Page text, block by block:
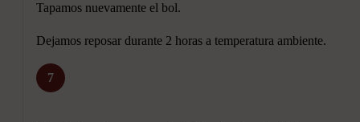
Tapamos nuevamente el bol.
Dejamos reposar durante 2 horas a temperatura ambiente.
7